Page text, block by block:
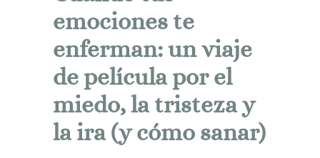
emociones te
enferman: un viaje
de película por el
miedo, la tristeza y
la ira (y cómo sanar)